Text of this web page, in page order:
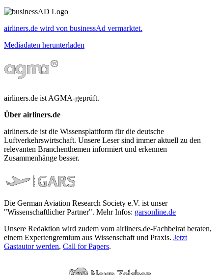
airliners.de wird von businessAd vermarktet.
Mediadaten herunterladen
airliners.de ist AGMA-geprüft.
Über airliners.de
airliners.de ist die Wissensplattform für die deutsche
Luftverkehrswirtschaft. Unsere Leser sind immer aktuell zu den
relevanten Branchenthemen informiert und erkennen
Zusammenhänge besser.
Die German Aviation Research Society e.V. ist unser
"Wissenschaftlicher Partner". Mehr Infos: garsonline.de
Unsere Redaktion wird zudem vom airliners.de-Fachbeirat beraten,
einem Expertengremium aus Wissenschaft und Praxis. Jetzt
Gastautor werden, Call for Papers.